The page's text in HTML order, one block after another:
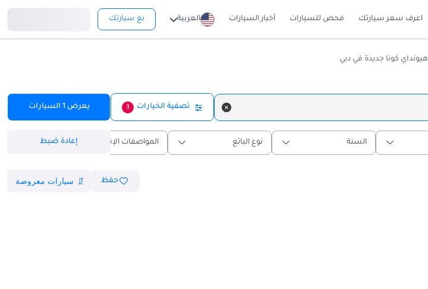
اعرف سعر سيارتك فحص للسيارات أخبار السيارات العربية بع سيارتك
هيونداي كونا جديدة في دبي
تصفية الخيارات 3 يعرض 1 السيارات
السنة نوع البائع المواصفات الإقليمية إعادة ضبط
حفظ